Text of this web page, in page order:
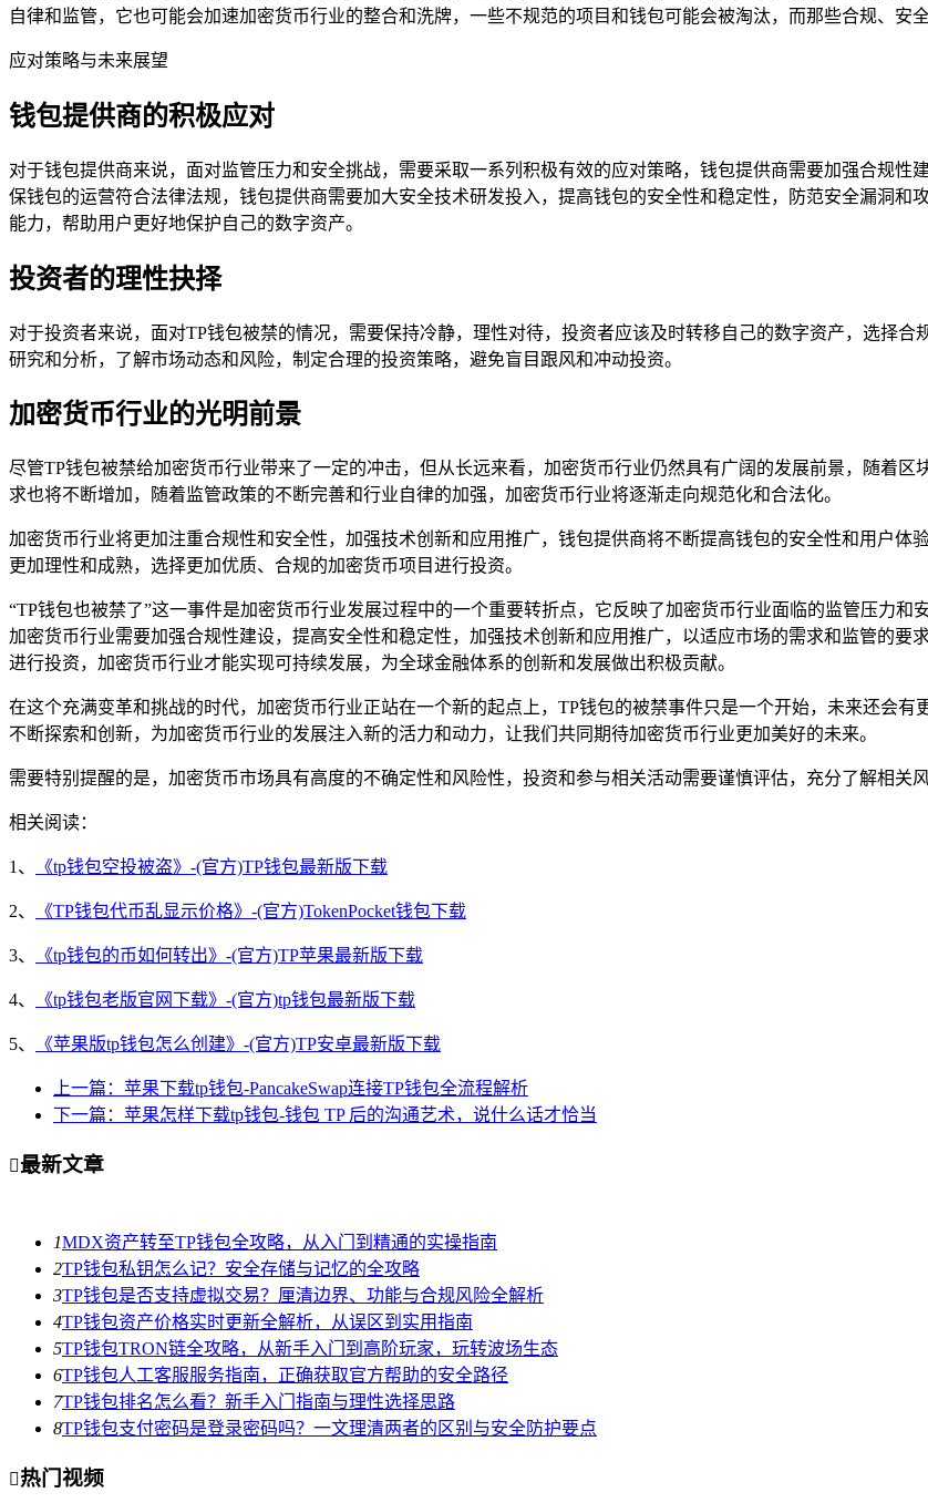
自律和监管，它也可能会加速加密货币行业的整合和洗牌，一些不规范的项目和钱包可能会被淘汰，而那些合规、安
应对策略与未来展望
钱包提供商的积极应对
对于钱包提供商来说，面对监管压力和安全挑战，需要采取一系列积极有效的应对策略，钱包提供商需要加强合规
保钱包的运营符合法律法规，钱包提供商需要加大安全技术研发投入，提高钱包的安全性和稳定性，防范安全漏洞
能力，帮助用户更好地保护自己的数字资产。
投资者的理性抉择
对于投资者来说，面对TP钱包被禁的情况，需要保持冷静，理性对待，投资者应该及时转移自己的数字资产，选择
研究和分析，了解市场动态和风险，制定合理的投资策略，避免盲目跟风和冲动投资。
加密货币行业的光明前景
尽管TP钱包被禁给加密货币行业带来了一定的冲击，但从长远来看，加密货币行业仍然具有广阔的发展前景，随着
求也将不断增加，随着监管政策的不断完善和行业自律的加强，加密货币行业将逐渐走向规范化和合法化。
加密货币行业将更加注重合规性和安全性，加强技术创新和应用推广，钱包提供商将不断提高钱包的安全性和用户
更加理性和成熟，选择更加优质、合规的加密货币项目进行投资。
“TP钱包也被禁了”这一事件是加密货币行业发展过程中的一个重要转折点，它反映了加密货币行业面临的监管压力和
加密货币行业需要加强合规性建设，提高安全性和稳定性，加强技术创新和应用推广，以适应市场的需求和监管的要
进行投资，加密货币行业才能实现可持续发展，为全球金融体系的创新和发展做出积极贡献。
在这个充满变革和挑战的时代，加密货币行业正站在一个新的起点上，TP钱包的被禁事件只是一个开始，未来还会有
不断探索和创新，为加密货币行业的发展注入新的活力和动力，让我们共同期待加密货币行业更加美好的未来。
需要特别提醒的是，加密货币市场具有高度的不确定性和风险性，投资和参与相关活动需要谨慎评估，充分了解相关风
相关阅读：
1、 《tp钱包空投被盗》-(官方)TP钱包最新版下载
2、 《TP钱包代币乱显示价格》-(官方)TokenPocket钱包下载
3、 《tp钱包的币如何转出》-(官方)TP苹果最新版下载
4、 《tp钱包老版官网下载》-(官方)tp钱包最新版下载
5、 《苹果版tp钱包怎么创建》-(官方)TP安卓最新版下载
上一篇：苹果下载tp钱包-PancakeSwap连接TP钱包全流程解析
下一篇：苹果怎样下载tp钱包-钱包 TP 后的沟通艺术，说什么话才恰当
最新文章
1MDX资产转至TP钱包全攻略，从入门到精通的实操指南
2TP钱包私钥怎么记？安全存储与记忆的全攻略
3TP钱包是否支持虚拟交易？厘清边界、功能与合规风险全解析
4TP钱包资产价格实时更新全解析，从误区到实用指南
5TP钱包TRON链全攻略，从新手入门到高阶玩家，玩转波场生态
6TP钱包人工客服服务指南，正确获取官方帮助的安全路径
7TP钱包排名怎么看？新手入门指南与理性选择思路
8TP钱包支付密码是登录密码吗？一文理清两者的区别与安全防护要点
热门视频